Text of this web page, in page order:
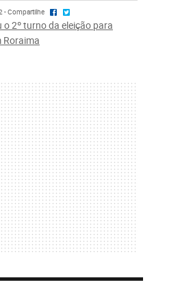
- Compartilhe
o 2º turno da eleição para
Roraima